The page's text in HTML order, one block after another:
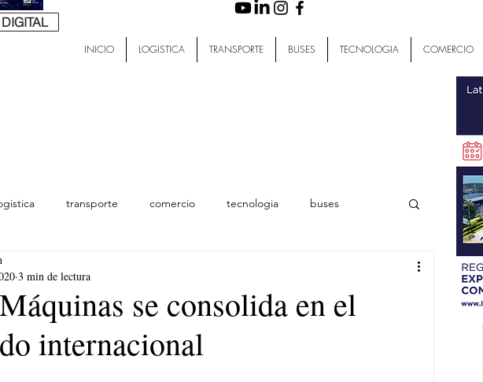
INICIO LOGISTICA TRANSPORTE BUSES TECNOLOGIA COMERCIO
transporte comercio tecnologia buses
se consolida en el
internacional
3 min de lectura